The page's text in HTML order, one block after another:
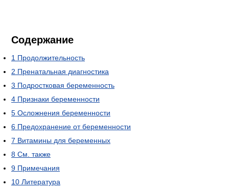
Содержание
1 Продолжительность
2 Пренатальная диагностика
3 Подростковая беременность
4 Признаки беременности
5 Осложнения беременности
6 Предохранение от беременности
7 Витамины для беременных
8 См. также
9 Примечания
10 Литература